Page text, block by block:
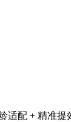
适配 + 精准提